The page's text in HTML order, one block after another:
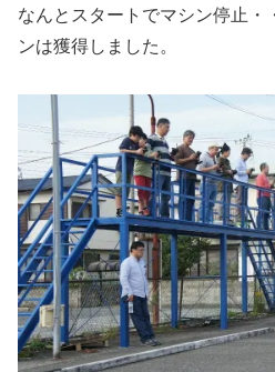
なんとスタートでマシン停止・
ンは獲得しました。